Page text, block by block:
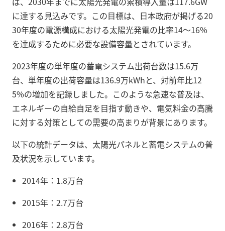
に達する見込みです。この目標は、日本政府が掲げる20
30年度の電源構成における太陽光発電の比率14～16%
を達成するために必要な設備容量とされています。
2023年度の単年度の蓄電システム出荷台数は15.6万
台、単年度の出荷容量は136.9万kWhと、対前年比12
5%の増加を記録しました。このような急速な普及は、
エネルギーの自給自足を目指す動きや、電気料金の高騰
に対する対策としての需要の高まりが背景にあります。
以下の統計データは、太陽光パネルと蓄電システムの普
及状況を示しています。
2014年：1.8万台
2015年：2.7万台
2016年：2.8万台